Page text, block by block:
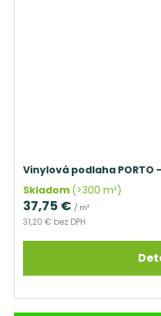
Vinylová podlaha PORTO
Skladom (>300 m²)
31,20 € bez DPH
37,75 € / m²